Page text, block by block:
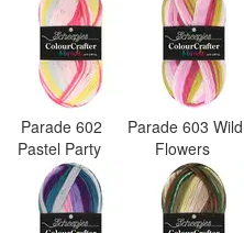
Parade 602
Pastel Party
Parade 603 Wild
Flowers